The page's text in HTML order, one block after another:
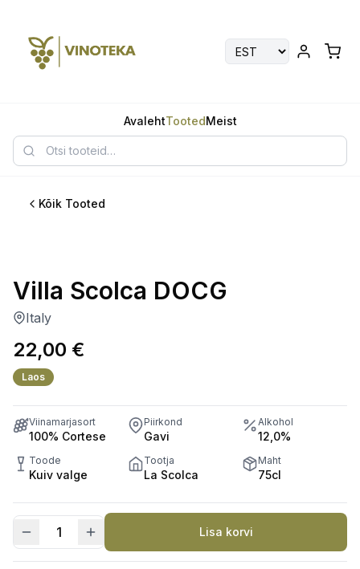
AvalehtTootedMeist
Kõik Tooted
Villa Scolca DOCG
Italy
22,00 €
Laos
Viinamarjasort
100% Cortese
Piirkond
Gavi
Alkohol
12,0%
Toode
Kuiv valge
Tootja
La Scolca
Maht
75cl
Scolca
Lisa korvi